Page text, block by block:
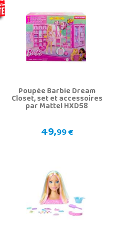
Poupée Barbie Dream
Closet, set et accessoires
par Mattel HXD58
49,99 €